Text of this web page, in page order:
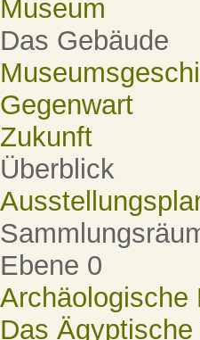
Museum
Das Gebäude
Gegenwart
Zukunft
Überblick
Ebene 0
Archäologische
Das Ägyptische